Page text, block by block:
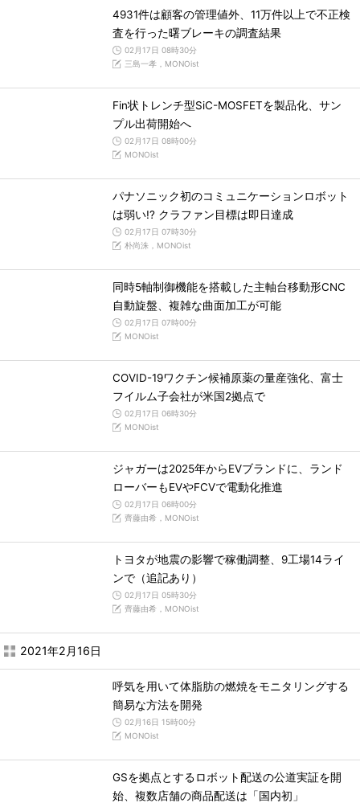
4931件は顧客の管理値外、11万件以上で不正検
査を行った曙ブレーキの調査結果
02月17日 08時30分
三島一孝，MONOist
Fin状トレンチ型SiC-MOSFETを製品化、サン
プル出荷開始へ
02月17日 08時00分
MONOist
パナソニック初のコミュニケーションロボット
は弱い!? クラファン目標は即日達成
02月17日 07時30分
朴尚洙，MONOist
同時5軸制御機能を搭載した主軸台移動形CNC
自動旋盤、複雑な曲面加工が可能
02月17日 07時00分
MONOist
COVID-19ワクチン候補原薬の量産強化、富士
フイルム子会社が米国2拠点で
02月17日 06時30分
MONOist
ジャガーは2025年からEVブランドに、ランド
ローバーもEVやFCVで電動化推進
02月17日 06時00分
齊藤由希，MONOist
トヨタが地震の影響で稼働調整、9工場14ライ
ンで（追記あり）
02月17日 05時30分
齊藤由希，MONOist
2021年2月16日
呼気を用いて体脂肪の燃焼をモニタリングする
簡易な方法を開発
02月16日 15時00分
MONOist
GSを拠点とするロボット配送の公道実証を開
始、複数店舗の商品配送は「国内初」